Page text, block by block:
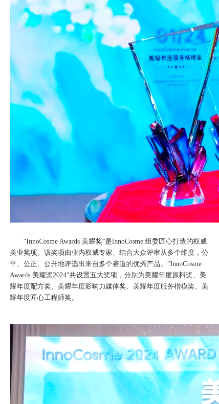
“InnoCosme Awards 美耀奖”是InnoCosme 组委匠心打造的权威
美业奖项。该奖项由业内权威专家、结合大众评审从多个维度，公
平、公正、公开地评选出来自多个赛道的优秀产品。"InnoCosme
Awards 美耀奖2024"共设置五大奖项，分别为美耀年度原料奖、美
耀年度配方奖、美耀年度影响力媒体奖、美耀年度服务楷模奖、美
耀年度匠心工程师奖。